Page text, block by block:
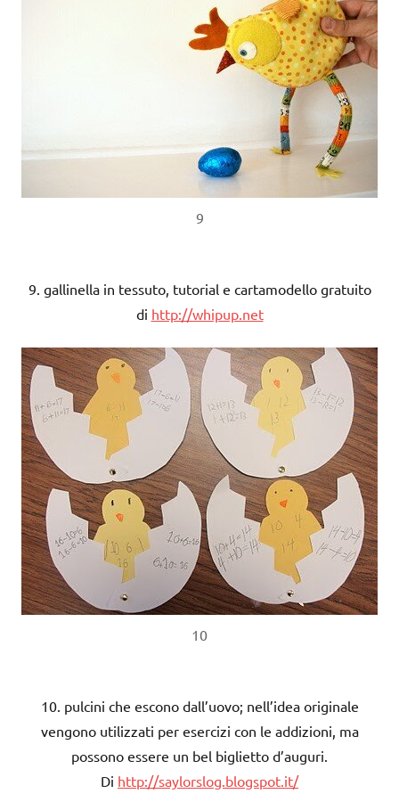
9
9. gallinella in tessuto, tutorial e cartamodello gratuito
di http://whipup.net
10
10. pulcini che escono dall’uovo; nell’idea originale
vengono utilizzati per esercizi con le addizioni, ma
possono essere un bel biglietto d’auguri.
Di http://saylorslog.blogspot.it/